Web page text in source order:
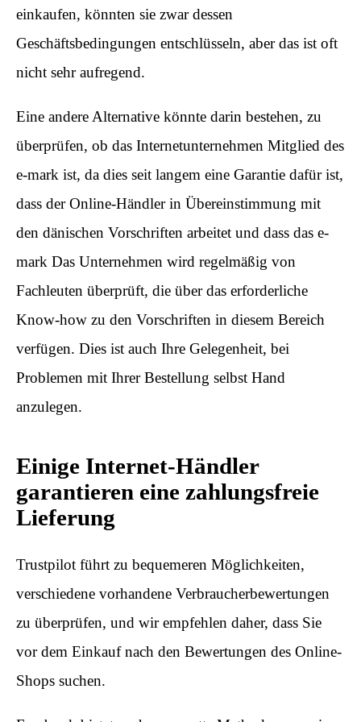
einkaufen, könnten sie zwar dessen
Geschäftsbedingungen entschlüsseln, aber das ist oft
nicht sehr aufregend.
Eine andere Alternative könnte darin bestehen, zu
überprüfen, ob das Internetunternehmen Mitglied des
e-mark ist, da dies seit langem eine Garantie dafür ist,
dass der Online-Händler in Übereinstimmung mit
den dänischen Vorschriften arbeitet und dass das e-
mark Das Unternehmen wird regelmäßig von
Fachleuten überprüft, die über das erforderliche
Know-how zu den Vorschriften in diesem Bereich
verfügen. Dies ist auch Ihre Gelegenheit, bei
Problemen mit Ihrer Bestellung selbst Hand
anzulegen.
Einige Internet-Händler
garantieren eine zahlungsfreie
Lieferung
Trustpilot führt zu bequemeren Möglichkeiten,
verschiedene vorhandene Verbraucherbewertungen
zu überprüfen, und wir empfehlen daher, dass Sie
vor dem Einkauf nach den Bewertungen des Online-
Shops suchen.